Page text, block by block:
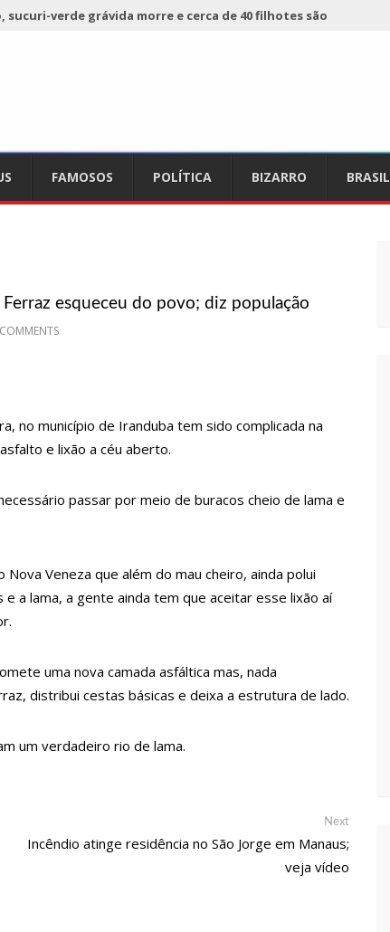
verde grávida morre e cerca de 40 filhotes são
9 mortes de cavalos por suspeita de botulismo
da Ecobarreira, candidato a vereador de Manaus (vídeo)
falta de preços em produtos e até mau cheiro em freezer
fatal pertencia a Wanderley Andrade
de tiro deixa quatro vítimas fatais em Manaus
registra queda e vai a R$ 5,04 no país, diz ANP
praça da Saudade e fortalece patrimônio histórico
golpe dá munição à ofensiva jurídica de Lula contra
do Canil do Corpo de Bombeiros do Amazonas
a facadas após descobrir traição; veja vídeo
carro na Boulevard e reafirma apoio para Hissa Abrahão:
FAMOSOS POLÍTICA BIZARRO BRASIL
esqueceu do povo; diz população
no município de Iranduba tem sido complicada na
e lixão a céu aberto.
passar por meio de buracos cheio de lama e
Veneza que além do mau cheiro, ainda polui
e a lama, a gente ainda tem que aceitar esse lixão aí
uma nova camada asfáltica mas, nada
distribui cestas básicas e deixa a estrutura de lado.
um verdadeiro rio de lama.
NextNext
Incêndio atinge residência no São Jorge em Manaus;
veja vídeo